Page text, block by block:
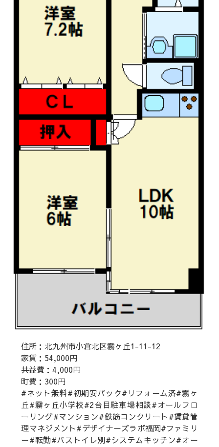
住所：北九州市小倉北区霧ヶ丘1-11-12
家賃：54,000円
共益費：4,000円
町費：300円
#ネット無料#初期安パック#リフォーム済#霧ヶ
丘#霧ヶ丘小学校#2台目駐車場相談#オールフロ
ーリング#マンション#鉄筋コンクリート#賃貸管
理マネジメント#デザイナーズラボ福岡#ファミリ
ー#転勤#バストイレ別#システムキッチン#オー